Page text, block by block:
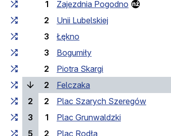
1
Zajezdnia Pogodno
2
Unii Lubelskiej
3
Łękno
3
Bogumiły
2
Piotra Skargi
2
Felczaka
2
2
Plac Szarych Szeregów
3
1
Plac Grunwaldzki
5
2
Plac Rodła